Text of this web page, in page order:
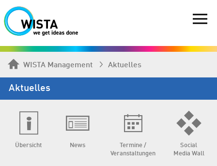
WISTA Management Aktuelles
Aktuelles
Übersicht News
Termine /
Veranstaltungen
Social
Media Wall